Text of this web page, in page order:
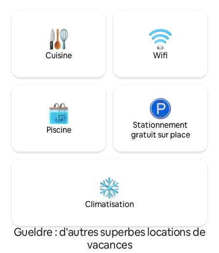
depuis le salon, il y a ici des 2e toilettes et
2 chambres. La maison est située à
proximité du parc national de
HogeVeluwe et du musée Kroller Muller.
distance de vélo
gare d'Apeldoorn
Emplacement
à pied et les
Cuisine Wifi
Piscine
Stationnement
gratuit sur place
Climatisation
Gueldre : d'autres superbes locations de
vacances